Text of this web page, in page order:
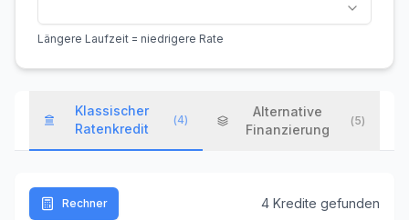
Längere Laufzeit = niedrigere Rate
Klassischer
Ratenkredit
(4)
Alternative
Finanzierung
(5)
Rechner 4 Kredite gefunden